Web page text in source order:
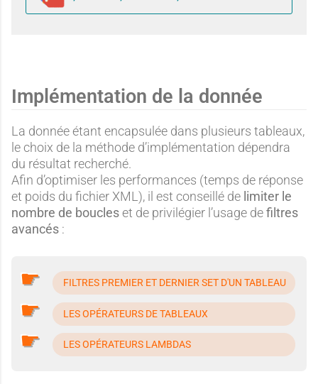
i i
c
u
n
e
i
Label
Implémentation de la donnée
La donnée étant encapsulée dans plusieurs tableaux,
le choix de la méthode d’implémentation dépendra
du résultat recherché.
Afin d’optimiser les performances (temps de réponse
et poids du fichier XML), il est conseillé de limiter le
nombre de boucleset de privilégier l’usage defiltres
avancés :
FILTRES PREMIER ET DERNIER SET D'UN TABLEAU
LES OPÉRATEURS DE TABLEAUX
LES OPÉRATEURS LAMBDAS